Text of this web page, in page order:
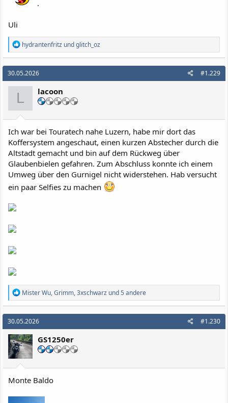
.
Uli
R
e
a
k
t
i
n
e
n
hydrantenfritz undglitch_oz
30.05.2026 #1.229
L lacoon
Ich war bei Touratech nahe Luzern, habe mir dort das
Koffersystem angeschaut, einen kurzen Abstecher durch die
Altstadt gemacht und bin auf dem Rückweg über
Glaubenbielen gefahren. Zum Abschluss konnte ich einem
Umweg über den Gurnigel nicht widerstehen. Hab versucht
ein paar Selfies zu machen
R
e
a
k
t
i
o
n
e
n
Mister Wu,Grimm,3xschwarz und 5 andere
30.05.2026 #1.230
GS1250er
Monte Baldo